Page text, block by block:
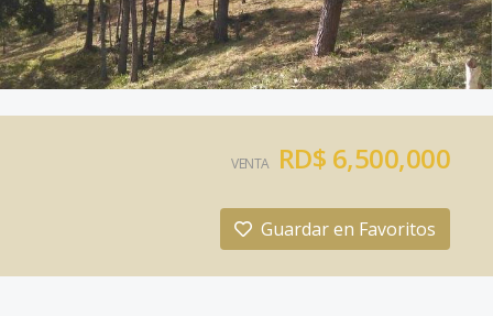
VENTA RD$ 6,500,000
Guardar en Favoritos